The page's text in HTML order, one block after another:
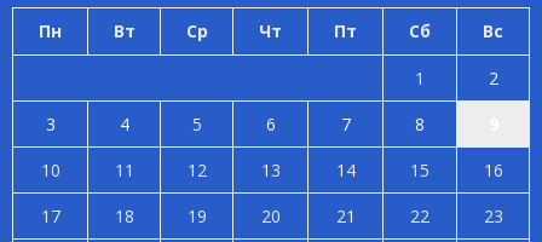
Пн Вт Ср Чт Пт Сб Вс
1
2
3
4 5 6 7 8
10
11 12 13 14 15
16
17
18 19 20 21 22 23